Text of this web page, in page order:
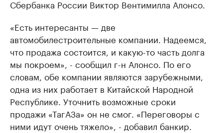
Сбербанка России Виктор Вентимилла Алонсо.
«Есть интересанты — две
автомобилестроительные компании. Надеемся,
что продажа состоится, и какую-то часть долга
мы покроем», - сообщил г-н Алонсо. По его
словам, обе компании являются зарубежными,
одна из них работает в Китайской Народной
Республике. Уточнить возможные сроки
продажи «ТагАЗа» он не смог. «Переговоры с
ними идут очень тяжело», - добавил банкир.